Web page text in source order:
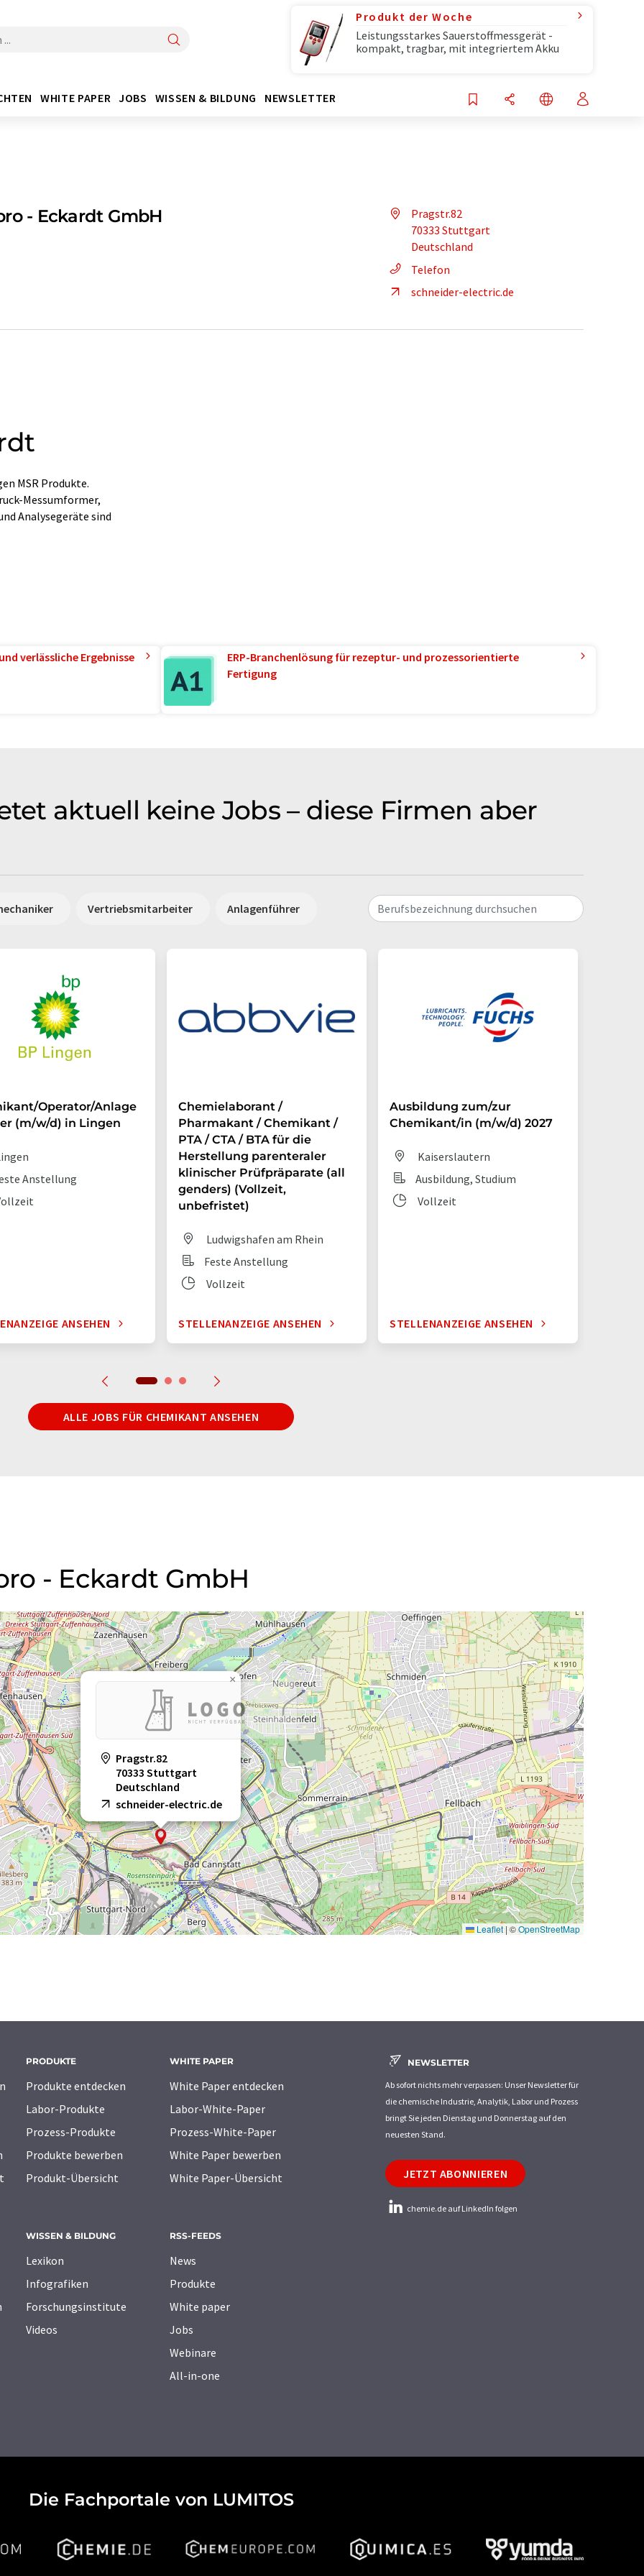
Produkt der Woche
Leistungsstarkes Sauerstoffmessgerät -
kompakt, tragbar, mit integriertem Akku
WHITE PAPER JOBS WISSEN & BILDUNG NEWSLETTER
- Eckardt GmbH
Pragstr.82
70333 Stuttgart
Deutschland
Telefon
schneider-electric.de
MSR Produkte.
Messumformer,
Analysegeräte sind
verlässliche Ergebnisse
ERP-Branchenlösung für rezeptur- und prozessorientierte
Fertigung
aktuell keine Jobs – diese Firmen aber
Vertriebsmitarbeiter Anlagenführer Berufsbezeichnung durchsuchen
Operator/Anlage
(m/w/d) in Lingen
Anstellung
ANSEHEN
Chemielaborant /
Pharmakant / Chemikant /
PTA / CTA / BTA für die
Herstellung parenteraler
klinischer Prüfpräparate (all
genders) (Vollzeit,
unbefristet)
Ludwigshafen am Rhein
Feste Anstellung
Vollzeit
STELLENANZEIGE ANSEHEN
Ausbildung zum/zur
Chemikant/in (m/w/d) 2027
Kaiserslautern
Ausbildung, Studium
Vollzeit
STELLENANZEIGE ANSEHEN
ALLE JOBS FÜR CHEMIKANT ANSEHEN
- Eckardt GmbH
Pragstr.82
70333 Stuttgart
Deutschland
schneider-electric.de
×
Leaflet|©OpenStreetMap
PRODUKTE
Produkte entdecken
Labor-Produkte
Prozess-Produkte
Produkte bewerben
Produkt-Übersicht
WHITE PAPER
White Paper entdecken
Labor-White-Paper
Prozess-White-Paper
White Paper bewerben
White Paper-Übersicht
WISSEN & BILDUNG
Lexikon
Infografiken
Forschungsinstitute
Videos
RSS-FEEDS
News
Produkte
White paper
Jobs
Webinare
All-in-one
NEWSLETTER
Ab sofort nichts mehr verpassen: Unser Newsletter für
die chemische Industrie, Analytik, Labor und Prozess
bringt Sie jeden Dienstag und Donnerstag auf den
neuesten Stand.
JETZT ABONNIEREN
chemie.de auf LinkedIn folgen
Die Fachportale von LUMITOS